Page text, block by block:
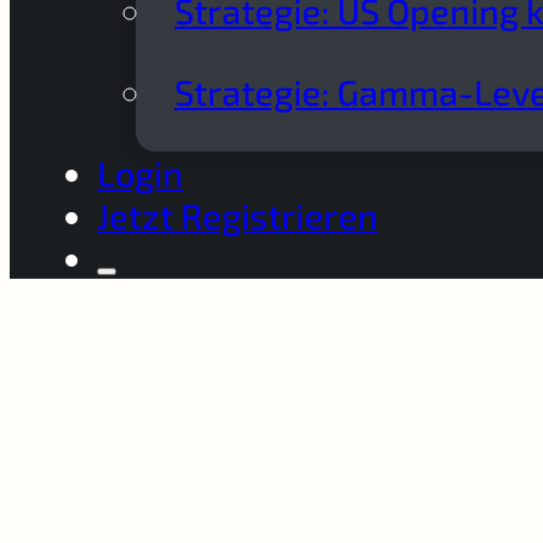
Strategie: US Opening
Strategie: Gamma-
Login
Jetzt Registrieren